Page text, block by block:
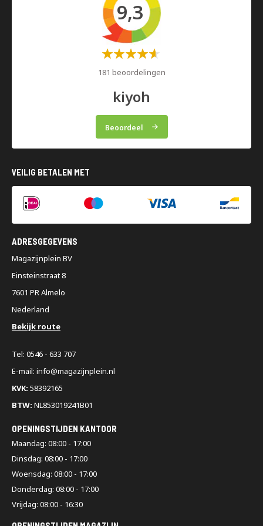
9,3
Waardering:
181 beoordelingen
kiyoh
Beoordeel
VEILIG BETALEN MET
ADRESGEGEVENS
Magazijnplein BV
Einsteinstraat 8
7601 PR Almelo
Nederland
Bekijk route
Tel: 0546 - 633 707
E-mail: info@magazijnplein.nl
KVK: 58392165
BTW: NL853019241B01
OPENINGSTIJDEN KANTOOR
Maandag: 08:00 - 17:00
Dinsdag: 08:00 - 17:00
Woensdag: 08:00 - 17:00
Donderdag: 08:00 - 17:00
Vrijdag: 08:00 - 16:30